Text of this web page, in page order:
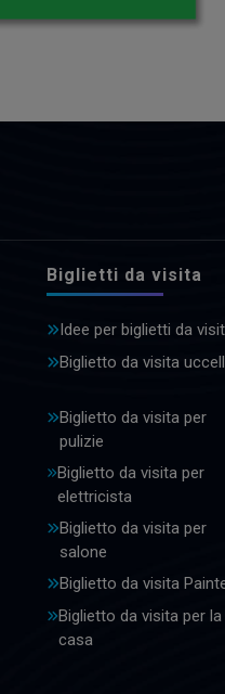
Biglietti da visita
Idee per biglietti da
Biglietto da visita
Biglietto da visita per
pulizie
Biglietto da visita per
elettricista
Biglietto da visita per
salone
Biglietto da visita
Biglietto da visita per la
casa